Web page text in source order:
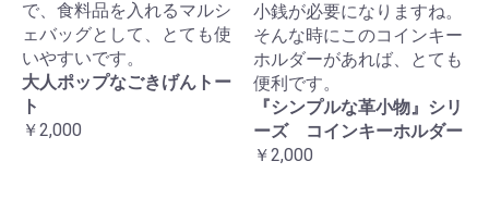
で、食料品を入れるマルシ
ェバッグとして、とても使
いやすいです。
大人ポップなごきげんトー
ト
￥2,000
小銭が必要になりますね。
そんな時にこのコインキー
ホルダーがあれば、とても
便利です。
『シンプルな革小物』シリ
ーズ コインキーホルダー
￥2,000